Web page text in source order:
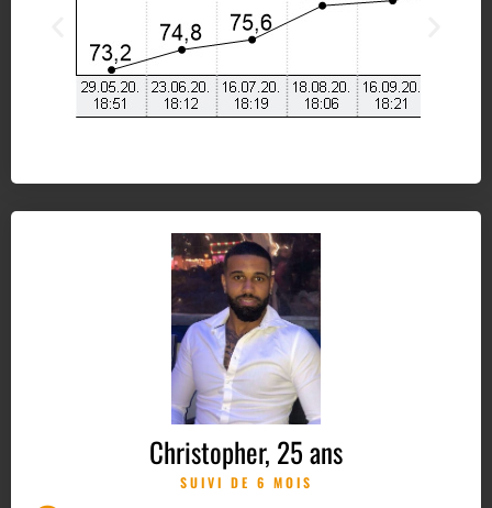
Christopher, 25 ans
SUIVI DE 6 MOIS